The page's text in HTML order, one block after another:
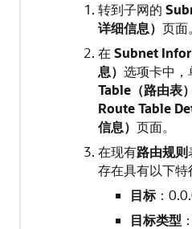
转到子网的
详细信息） 页面。
在 Subnet
息） 选项卡中，
Table（路由表）
Route Table
信息） 页面。
在现有路由规则
存在具有以下特
目标：
目标类型